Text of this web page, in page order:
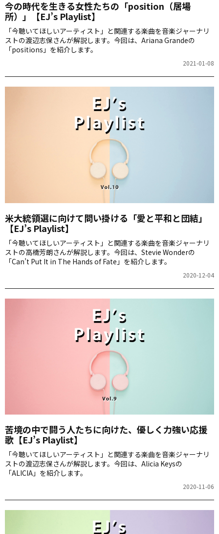
今の時代を生きる女性たちの「position（居場
所）」【EJ’s Playlist】
「今聴いてほしいアーティスト」と関連する楽曲を音楽ジャーナリ
ストの渡辺志保さんが解説します。今回は、Ariana Grandeの
「positions」を紹介します。
2021-01-08
米大統領選に向けて問い掛ける「愛と平和と団結」
【EJ’s Playlist】
「今聴いてほしいアーティスト」と関連する楽曲を音楽ジャーナリ
ストの高橋芳朗さんが解説します。今回は、Stevie Wonderの
「Can’t Put It in The Hands of Fate」を紹介します。
2020-12-04
苦境の中で闘う人たちに向けた、優しく力強い応援
歌【EJ’s Playlist】
「今聴いてほしいアーティスト」と関連する楽曲を音楽ジャーナリ
ストの渡辺志保さんが解説します。今回は、Alicia Keysの
「ALICIA」を紹介します。
2020-11-06